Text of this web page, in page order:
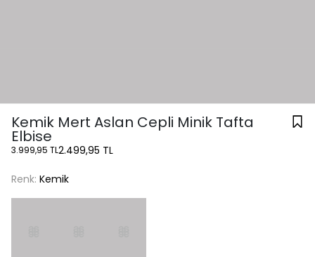
Kemik Mert Aslan Cepli Minik Tafta
Elbise
3.999,95 TL2.499,95 TL
Renk: Kemik